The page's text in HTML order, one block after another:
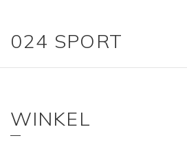
024 SPORT
WINKEL